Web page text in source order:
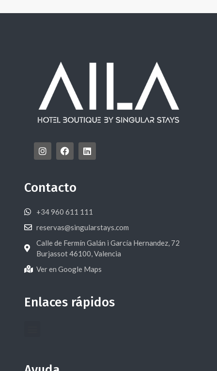
Contacto
+34 960 611 111
reservas@singularstays.com
Calle de Fermín Galán i García Hernandez, 72
Burjassot 46100, Valencia
Ver en Google Maps
Enlaces rápidos